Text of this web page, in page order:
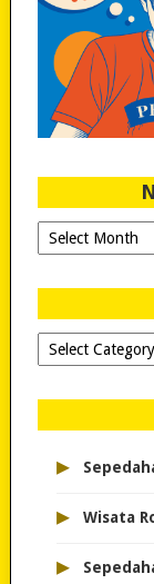
Ngeblog
Sejak
Dipilih-
dipilih..
▸
▸ Wisata
▸